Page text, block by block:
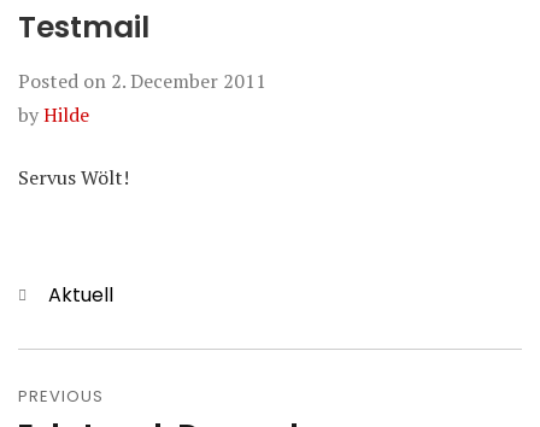
Testmail
Posted on 2. December 2011
byHilde
Servus Wölt!
Categories
Aktuell
navigation
PREVIOUS